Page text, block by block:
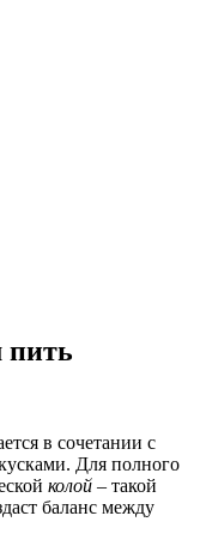
пить
в сочетании с
Для полного
колой – такой
баланс между